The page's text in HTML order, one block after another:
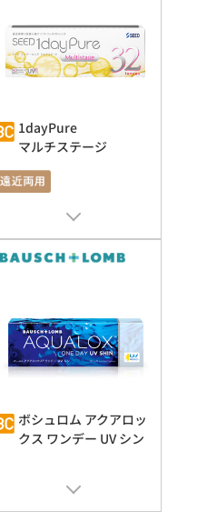
1dayPure
マルチステージ
承認番号 : 22100BZX00759000
ボシュロム アクアロッ
クス ワンデー UV シン